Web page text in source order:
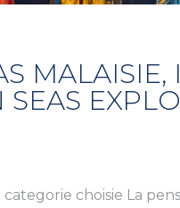
categorie choisie La